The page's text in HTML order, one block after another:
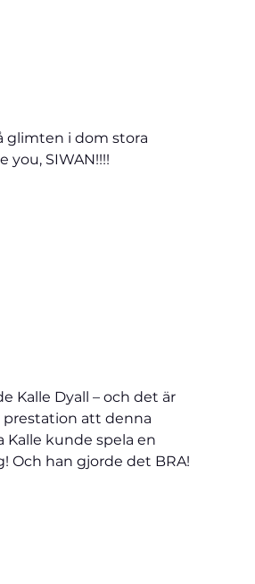
glimten i dom stora
you, SIWAN!!!!
Kalle Dyall – och det är
att denna
Kalle kunde spela en
Och han gjorde det BRA!